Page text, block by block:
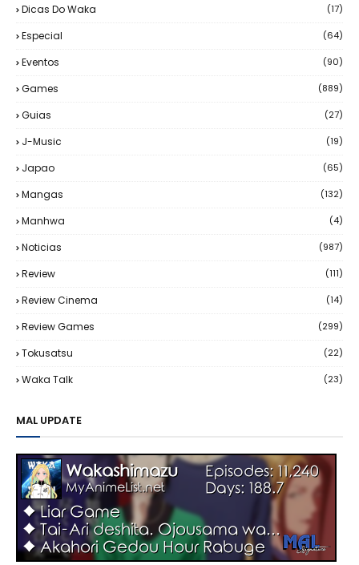
Dicas Do Waka (17)
Especial (64)
Eventos (90)
Games (889)
Guias (27)
J-Music (19)
Japao (65)
Mangas (132)
Manhwa (4)
Noticias (987)
Review (111)
Review Cinema (14)
Review Games (299)
Tokusatsu (22)
Waka Talk (23)
MAL UPDATE